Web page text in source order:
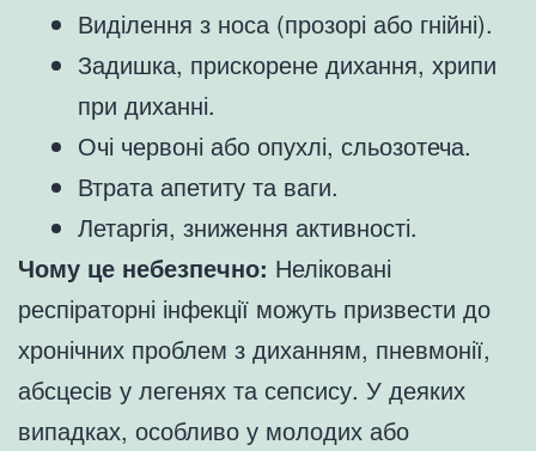
Виділення з носа (прозорі або гнійні).
Задишка, прискорене дихання, хрипи
при диханні.
Очі червоні або опухлі, сльозотеча.
Втрата апетиту та ваги.
Летаргія, зниження активності.
Чому це небезпечно: Неліковані
респіраторні інфекції можуть призвести до
хронічних проблем з диханням, пневмонії,
абсцесів у легенях та сепсису. У деяких
випадках, особливо у молодих або